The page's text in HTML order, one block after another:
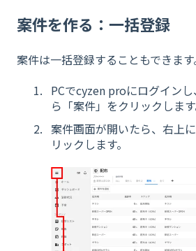
案件を作る：一括登録
案件は一括登録することもできます
PCでcyzen proにログイン
ら「案件」をクリックします
案件画面が開いたら、右上
リックします。